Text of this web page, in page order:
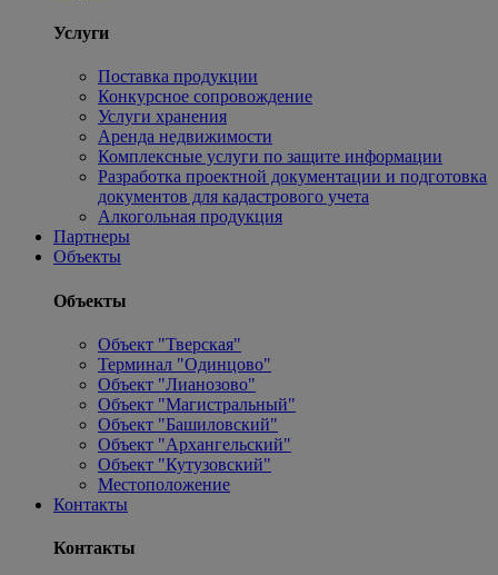
Услуги
Поставка продукции
Конкурсное сопровождение
Услуги хранения
Аренда недвижимости
Комплексные услуги по защите информации
Разработка проектной документации и подготовка
документов для кадастрового учета
Алкогольная продукция
Партнеры
Объекты
Объекты
Объект "Тверская"
Терминал "Одинцово"
Объект "Лианозово"
Объект "Магистральный"
Объект "Башиловский"
Объект "Архангельский"
Объект "Кутузовский"
Местоположение
Контакты
Контакты